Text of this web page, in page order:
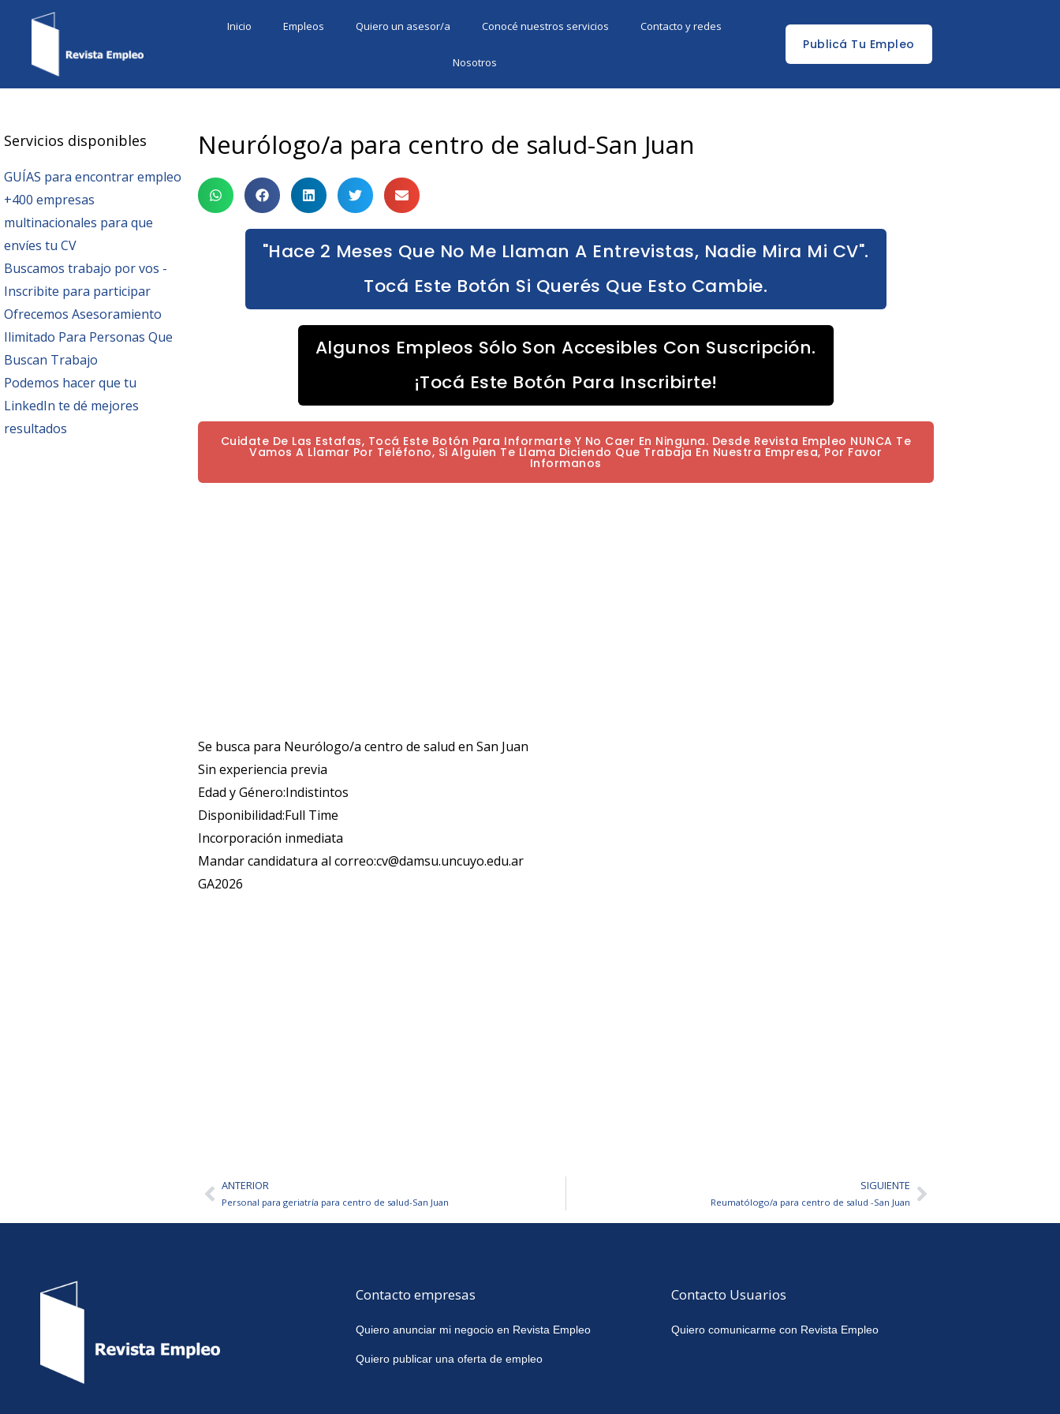
Inicio Empleos Quiero un asesor/a Conocé nuestros servicios Contacto y redes
Nosotros
Publicá Tu Empleo
Servicios disponibles
GUÍAS para encontrar empleo
+400 empresas
multinacionales para que
envíes tu CV
Buscamos trabajo por vos -
Inscribite para participar
Ofrecemos Asesoramiento
Ilimitado Para Personas Que
Buscan Trabajo
Podemos hacer que tu
LinkedIn te dé mejores
resultados
Neurólogo/a para centro de salud-San Juan
"Hace 2 Meses Que No Me Llaman A Entrevistas, Nadie Mira Mi CV".
Tocá Este Botón Si Querés Que Esto Cambie.
Algunos Empleos Sólo Son Accesibles Con Suscripción.
¡Tocá Este Botón Para Inscribirte!
Cuidate De Las Estafas, Tocá Este Botón Para Informarte Y No Caer En Ninguna. Desde Revista Empleo NUNCA Te
Vamos A Llamar Por Teléfono, Si Alguien Te Llama Diciendo Que Trabaja En Nuestra Empresa, Por Favor
Informanos
Se busca para Neurólogo/a centro de salud en San Juan
Sin experiencia previa
Edad y Género:Indistintos
Disponibilidad:Full Time
Incorporación inmediata
Mandar candidatura al correo:cv@damsu.uncuyo.edu.ar
GA2026
AntANTERIOR
Personal para geriatría para centro de salud-San Juan
SIGUIENTE
Reumatólogo/a para centro de salud -San JuanSiguiente
Contacto empresas
Quiero anunciar mi negocio en Revista Empleo
Quiero publicar una oferta de empleo
Contacto Usuarios
Quiero comunicarme con Revista Empleo